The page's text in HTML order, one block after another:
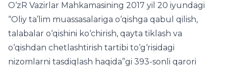
O‘zR Vazirlar Mahkamasining 2017 yil 20 iyundagi
“Oliy ta’lim muassasalariga o‘qishga qabul qilish,
talabalar o‘qishini ko‘chirish, qayta tiklash va
o‘qishdan chetlashtirish tartibi to‘g‘risidagi
nizomlarni tasdiqlash haqida”gi 393-sonli qarori